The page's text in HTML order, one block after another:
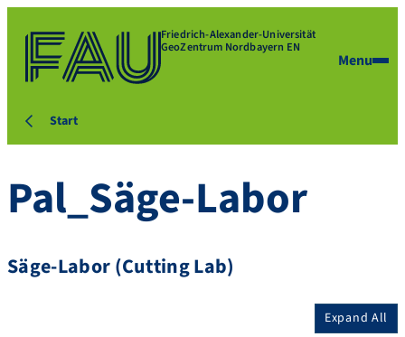
Friedrich-Alexander-Universität
GeoZentrum Nordbayern EN
Menu
Start
Pal_Säge-Labor
Säge-Labor (Cutting Lab)
Expand All